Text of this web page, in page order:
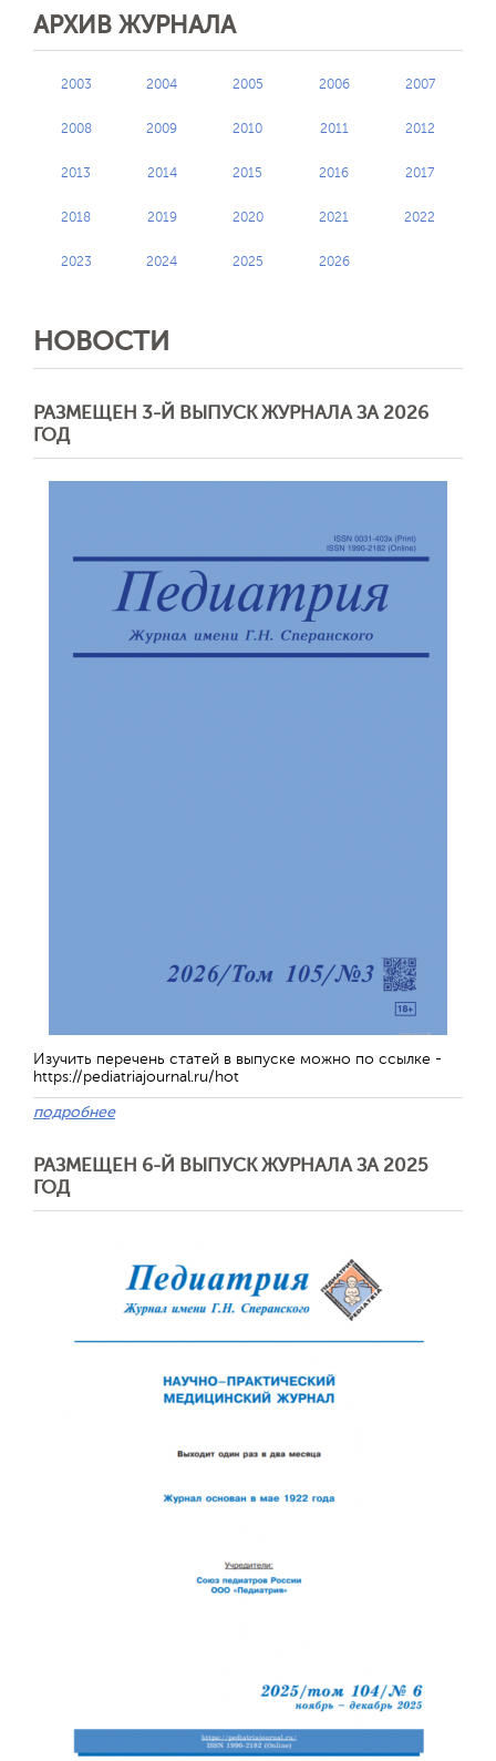
АРХИВ ЖУРНАЛА
2003 2004 2005 2006 2007
2008 2009 2010 2011 2012
2013 2014 2015 2016 2017
2018 2019 2020 2021 2022
2023 2024 2025 2026
НОВОСТИ
РАЗМЕЩЕН 3-Й ВЫПУСК ЖУРНАЛА ЗА 2026
ГОД
Изучить перечень статей в выпуске можно по ссылке -
https://pediatriajournal.ru/hot
подробнее
РАЗМЕЩЕН 6-Й ВЫПУСК ЖУРНАЛА ЗА 2025
ГОД
Обратная
Отправить